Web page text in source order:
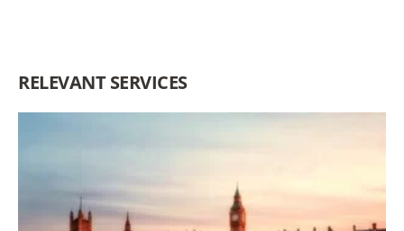
RELEVANT SERVICES